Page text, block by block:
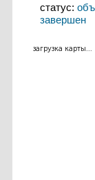
статус:
завершен
загрузка карты...